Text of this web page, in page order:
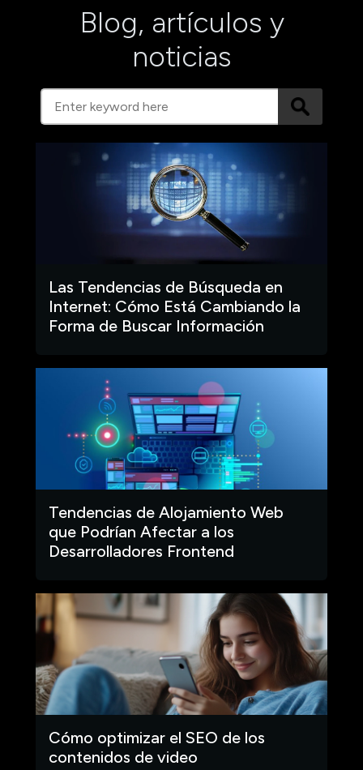
Blog, artículos y
noticias
Las Tendencias de Búsqueda en
Internet: Cómo Está Cambiando la
Forma de Buscar Información
Tendencias de Alojamiento Web
que Podrían Afectar a los
Desarrolladores Frontend
Cómo optimizar el SEO de los
contenidos de video